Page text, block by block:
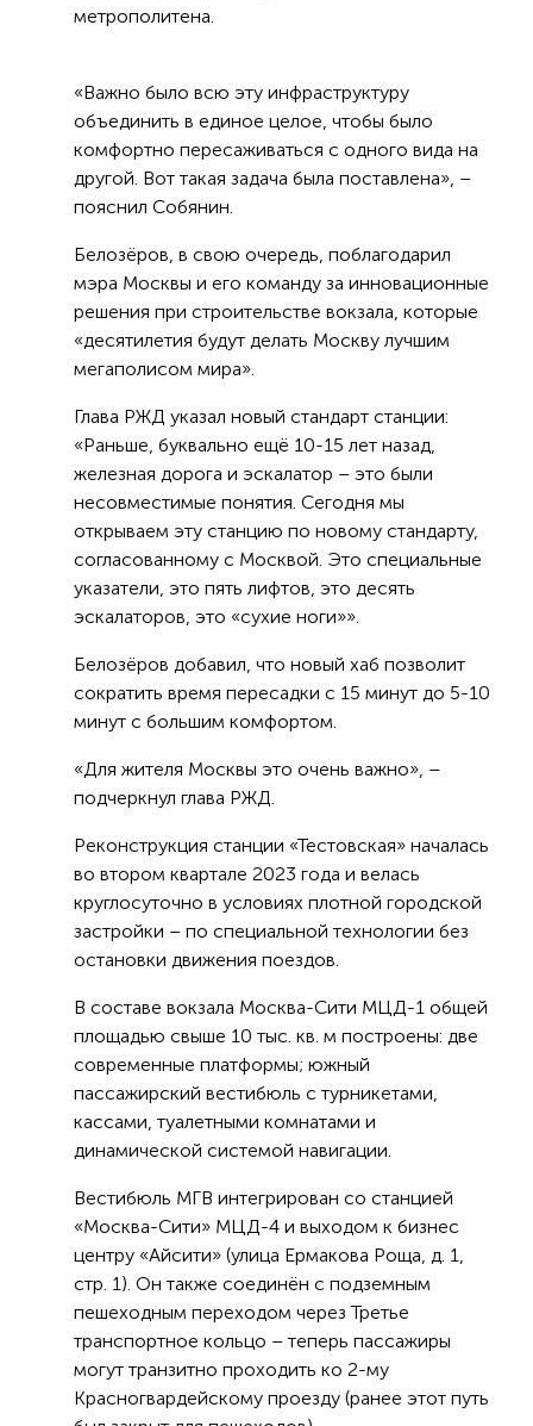
метрополитена.
«Важно было всю эту инфраструктуру
объединить в единое целое, чтобы было
комфортно пересаживаться с одного вида на
другой. Вот такая задача была поставлена», –
пояснил Собянин.
Белозёров, в свою очередь, поблагодарил
мэра Москвы и его команду за инновационные
решения при строительстве вокзала, которые
«десятилетия будут делать Москву лучшим
мегаполисом мира».
Глава РЖД указал новый стандарт станции:
«Раньше, буквально ещё 10-15 лет назад,
железная дорога и эскалатор – это были
несовместимые понятия. Сегодня мы
открываем эту станцию по новому стандарту,
согласованному с Москвой. Это специальные
указатели, это пять лифтов, это десять
эскалаторов, это «сухие ноги»».
Белозёров добавил, что новый хаб позволит
сократить время пересадки с 15 минут до 5-10
минут с большим комфортом.
«Для жителя Москвы это очень важно», –
подчеркнул глава РЖД.
Реконструкция станции «Тестовская» началась
во втором квартале 2023 года и велась
круглосуточно в условиях плотной городской
застройки – по специальной технологии без
остановки движения поездов.
В составе вокзала Москва-Сити МЦД-1 общей
площадью свыше 10 тыс. кв. м построены: две
современные платформы; южный
пассажирский вестибюль с турникетами,
кассами, туалетными комнатами и
динамической системой навигации.
Вестибюль МГВ интегрирован со станцией
«Москва-Сити» МЦД-4 и выходом к бизнес
центру «Айсити» (улица Ермакова Роща, д. 1,
стр. 1). Он также соединён с подземным
пешеходным переходом через Третье
транспортное кольцо – теперь пассажиры
могут транзитно проходить ко 2-му
Красногвардейскому проезду (ранее этот путь